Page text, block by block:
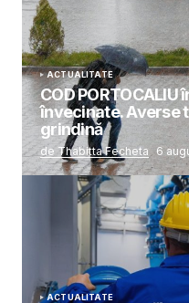
ACTUALITATE
COD
învecinate. Averse
grindină
de Thabitta Fecheta 6
ACTUALITATE